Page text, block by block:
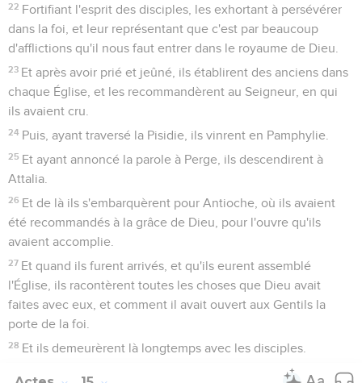
22 Fortifiant l'esprit des disciples, les exhortant à persévérer
dans la foi, et leur représentant que c'est par beaucoup
d'afflictions qu'il nous faut entrer dans le royaume de Dieu.
23 Et après avoir prié et jeûné, ils établirent des anciens dans
chaque Église, et les recommandèrent au Seigneur, en qui
ils avaient cru.
24 Puis, ayant traversé la Pisidie, ils vinrent en Pamphylie.
25 Et ayant annoncé la parole à Perge, ils descendirent à
Attalia.
26 Et de là ils s'embarquèrent pour Antioche, où ils avaient
été recommandés à la grâce de Dieu, pour l'ouvre qu'ils
avaient accomplie.
27 Et quand ils furent arrivés, et qu'ils eurent assemblé
l'Église, ils racontèrent toutes les choses que Dieu avait
faites avec eux, et comment il avait ouvert aux Gentils la
porte de la foi.
28 Et ils demeurèrent là longtemps avec les disciples.